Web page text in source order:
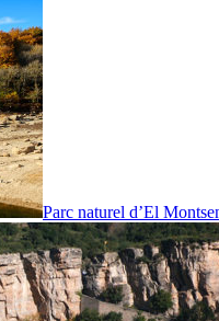
Parc naturel d’El